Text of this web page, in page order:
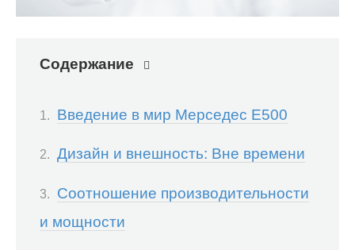
Содержание
Введение в мир Мерседес Е500
Дизайн и внешность: Вне времени
Соотношение производительности
и мощности